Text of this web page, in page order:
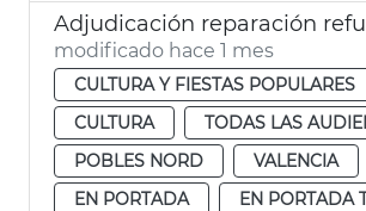
modificado hace 1 mes
CULTURA Y FIESTAS POPULARES
CULTURA
TODAS LAS
POBLES NORD
VALENCIA
EN PORTADA
EN PORTADA